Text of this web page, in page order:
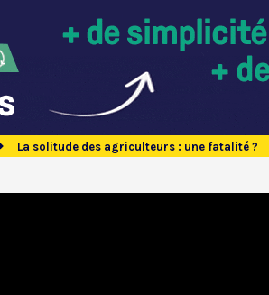
La solitude des agriculteurs : une fatalité ?